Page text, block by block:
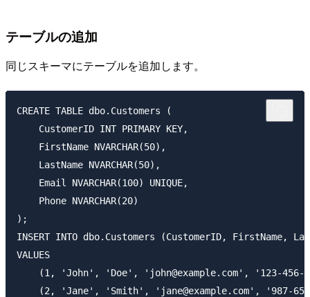
テーブルの追加
同じスキーマにテーブルを追加します。
CREATE TABLE dbo.Customers (
    CustomerID INT PRIMARY KEY,
    FirstName NVARCHAR(50),
    LastName NVARCHAR(50),
    Email NVARCHAR(100) UNIQUE,
    Phone NVARCHAR(20)
);
INSERT INTO dbo.Customers (CustomerID, FirstName,
VALUES
(1, 'John', 'Doe', 'john@example.com', '123-456-
(2, 'Jane', 'Smith', 'jane@example.com', '987-